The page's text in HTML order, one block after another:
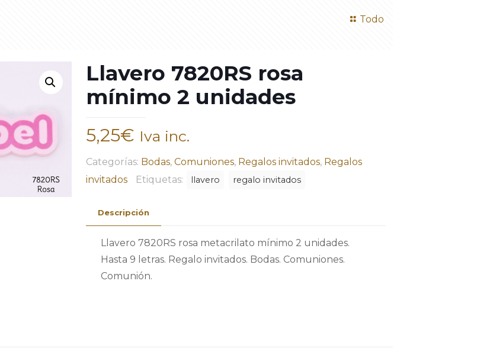
Todo
Llavero 7820RS rosa
mínimo 2 unidades
5,25€ Iva inc.
Categorías: Bodas, Comuniones, Regalos invitados, Regalos
invitados
Etiquetas: llavero regalo invitados
Descripción
Llavero 7820RS rosa metacrilato mínimo 2 unidades.
Hasta 9 letras. Regalo invitados. Bodas. Comuniones.
Comunión.